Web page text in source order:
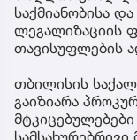
საქმიანობისა
ლეგალიზაციის
თავისუფლების
თბილისის
გაიზიარა